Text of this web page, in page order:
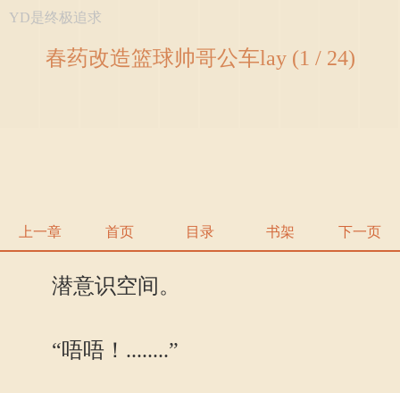
YD是终极追求
春药改造篮球帅哥公车lay (1 / 24)
上一章 首页 目录 书架 下一页
潜意识空间。
“唔唔！........”